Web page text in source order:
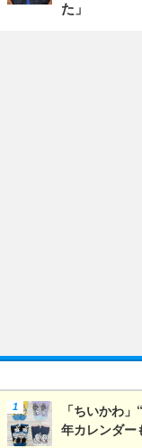
た」
「ちいかわ
年カレンダー